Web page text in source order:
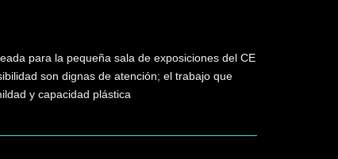
para la pequeña sala de exposiciones del CE
son dignas de atención; el trabajo que
y capacidad plástica